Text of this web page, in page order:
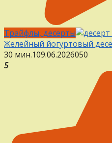
Трайфлы, десерты
Желейный йогуртовый
30 мин.109.06.2026050
5